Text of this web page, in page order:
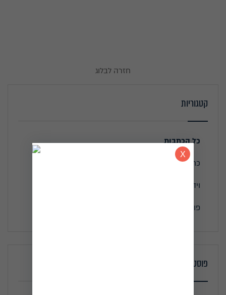
חזרה לבלוג
קטגוריות
כל הכתבות
כתבו עלי
וידאו
פודקאסטים
פוסטים אחרונים